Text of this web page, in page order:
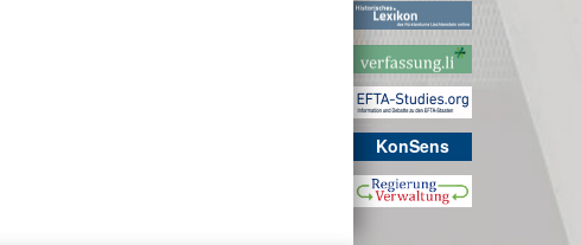
KonSens